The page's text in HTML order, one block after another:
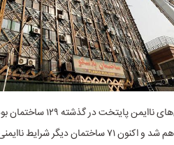
؛ ساختمان‌های
ایمن‌سازی بسیاری از آنها فراهم شد و اکنون ۷۱